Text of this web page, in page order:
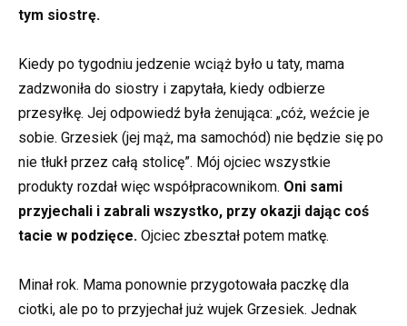
tym siostrę.
Kiedy po tygodniu jedzenie wciąż było u taty, mama
zadzwoniła do siostry i zapytała, kiedy odbierze
przesyłkę. Jej odpowiedź była żenująca: „cóż, weźcie je
sobie. Grzesiek (jej mąż, ma samochód) nie będzie się po
nie tłukł przez całą stolicę”. Mój ojciec wszystkie
produkty rozdał więc współpracownikom. Oni sami
przyjechali i zabrali wszystko, przy okazji dając coś
tacie w podzięce. Ojciec zbeształ potem matkę.
Minał rok. Mama ponownie przygotowała paczkę dla
ciotki, ale po to przyjechał już wujek Grzesiek. Jednak